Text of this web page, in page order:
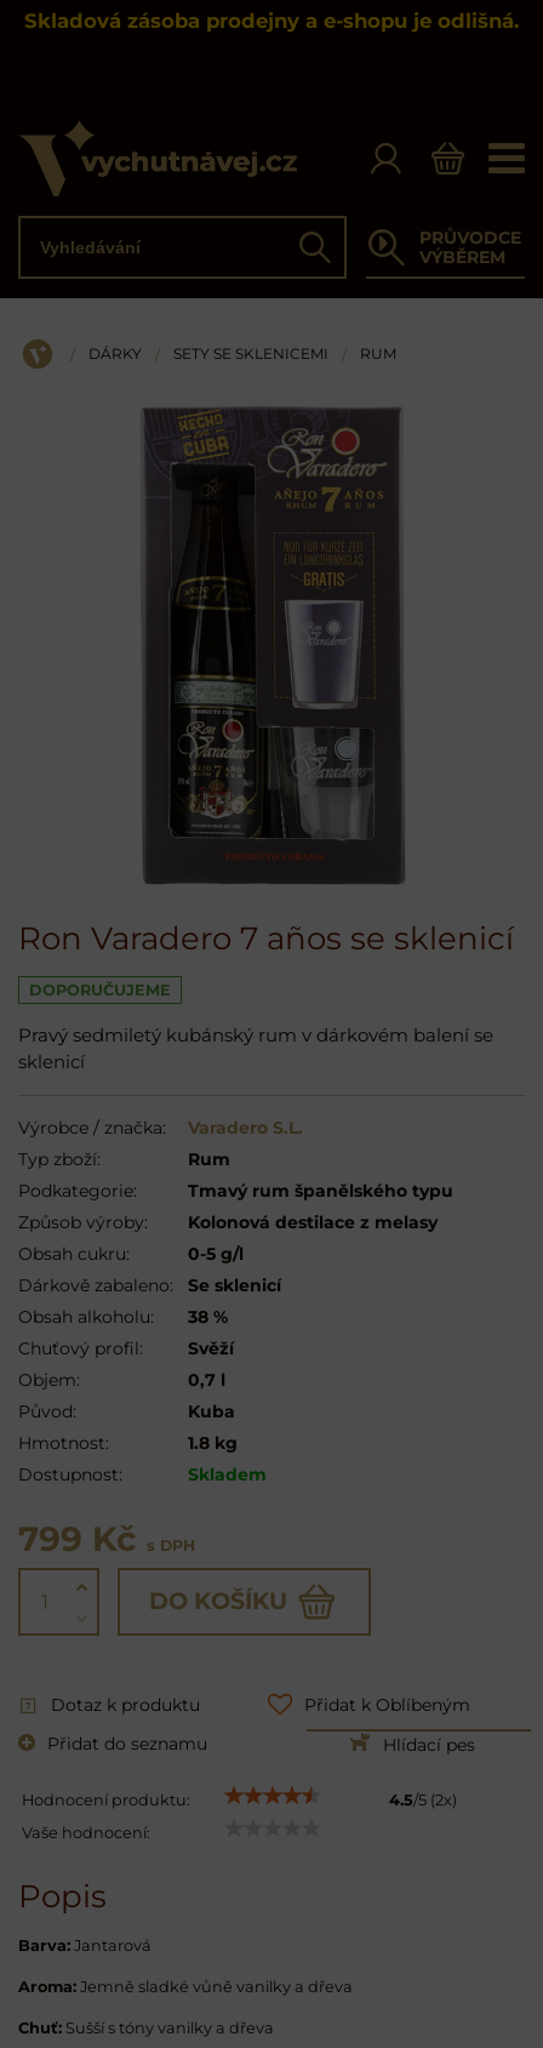
Skladová zásoba prodejny a e-shopu je odlišná.
Hledat
PRŮVODCE
VÝBĚREM
ÚVOD
/ DÁRKY / SETY SE SKLENICEMI / RUM
Ron Varadero 7 años se sklenicí
DOPORUČUJEME
Pravý sedmiletý kubánský rum v dárkovém balení se
sklenicí
Výrobce / značka:
Varadero S.L.
Typ zboží:
Rum
Podkategorie:
Tmavý rum španělského typu
Způsob výroby:
Kolonová destilace z melasy
Obsah cukru:
0-5 g/l
Dárkově zabaleno:
Se sklenicí
Obsah alkoholu:
38 %
Chuťový profil:
Svěží
Objem:
0,7 l
Původ:
Kuba
Hmotnost:
1.8 kg
Dostupnost:
Skladem
799 Kč s DPH
DO KOŠÍKU
Dotaz k produktu
Přidat k Oblíbeným
Přidat do seznamu
Hlídací pes
Hodnocení produktu: 4.5/5 (2x)
Vaše hodnocení:
Popis
Barva: Jantarová
Aroma: Jemně sladké vůně vanilky a dřeva
Chuť: Sušší s tóny vanilky a dřeva